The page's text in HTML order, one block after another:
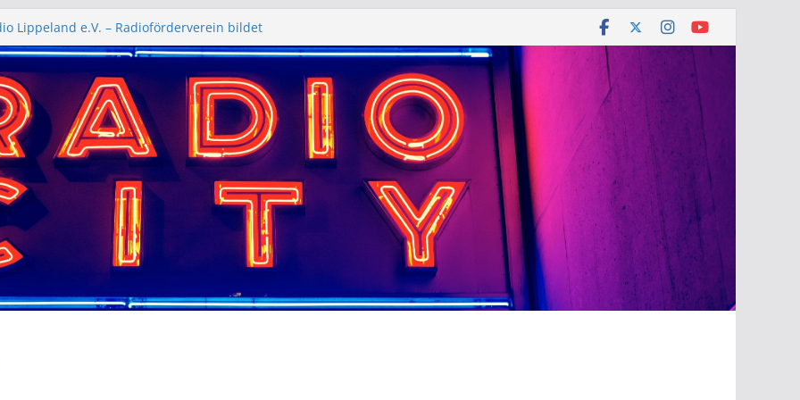
Lippeland e.V. – Radioförderverein bildet
bietet Plattform für Meinungsvielfalt im
Soest
e.V. – die Kontaktstelle für Menschen mit